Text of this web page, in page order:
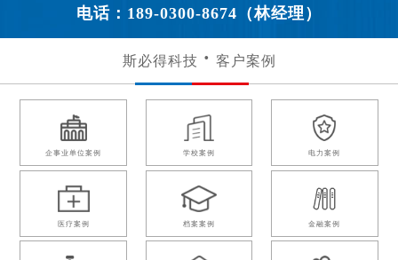
电话：189-0300-8674（林经理）
斯必得科技 客户案例
企事业单位案例 学校案例 电力案例
医疗案例 档案案例 金融案例